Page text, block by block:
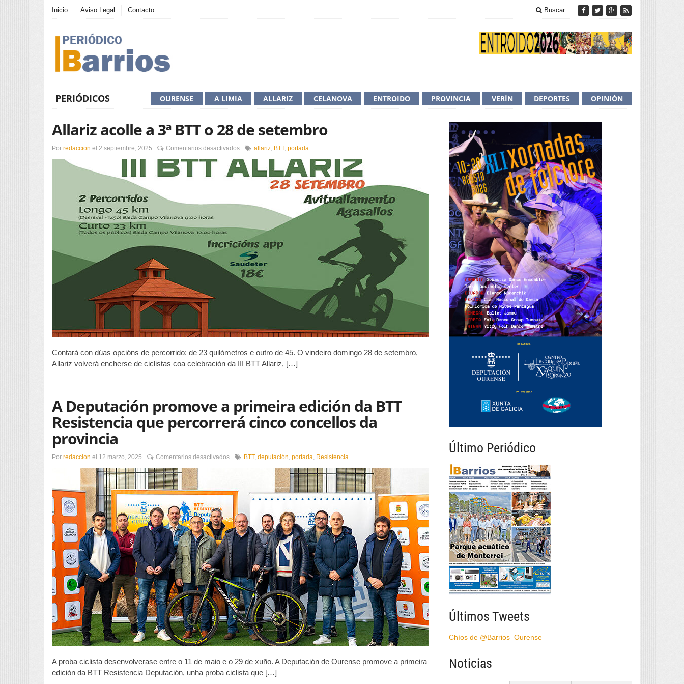
Inicio Aviso Legal Contacto Buscar
PERIÓDICOS OPINIÓN
DEPORTES
VERÍN
PROVINCIA
ENTROIDO
CELANOVA
ALLARIZ
A LIMIA
OURENSE
Allariz acolle a 3ª BTT o 28 de setembro
Por redaccion el 2 septiembre, 2025 Comentarios desactivadosen
acolle
a
allariz BTT, portada
Contará con dúas opcións de percorrido: de 23 quilómetros e outro de 45. O vindeiro domingo 28 de setembro,
Allariz volverá encherse de ciclistas coa celebración da III BTT Allariz, […]
A Deputación promove a primeira edición da BTT
Resistencia que percorrerá cinco concellos da
provincia
Por redaccion el 12 marzo, 2025 Comentarios desactivadosen
a
primeira
edición
da
BTT
Resistencia
que
percorrerá
cinco
concellos
da
provincia
BTT, deputación portada Resistencia
A proba ciclista desenvolverase entre o 11 de maio e o 29 de xuño. A Deputación de Ourense promove a primeira
edición da BTT Resistencia Deputación, unha proba ciclista que […]
Último Periódico
Últimos Tweets
Chíos de @Barrios_Ourense
Noticias